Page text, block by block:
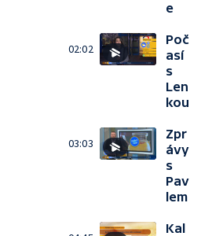
e
02:02
Poč
así
s
Len
kou
03:03
Zpr
ávy
s
Pav
lem
Kal